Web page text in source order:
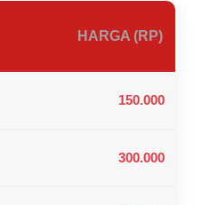
HARGA (RP)
150.000
300.000